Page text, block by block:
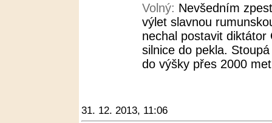
Volný: Nevšedním
výlet slavnou
nechal postavit
silnice do pekla.
do výšky přes 2000
31. 12. 2013, 11:06